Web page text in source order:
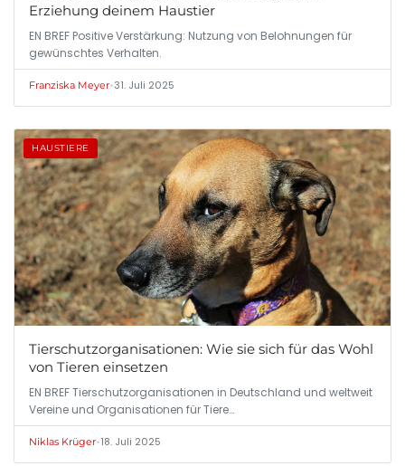
Erziehung deinem Haustier
EN BREF Positive Verstärkung: Nutzung von Belohnungen für
gewünschtes Verhalten.
Franziska Meyer•31. Juli 2025
HAUSTIERE
Tierschutzorganisationen: Wie sie sich für das Wohl
von Tieren einsetzen
EN BREF Tierschutzorganisationen in Deutschland und weltweit
Vereine und Organisationen für Tiere…
Niklas Krüger•18. Juli 2025